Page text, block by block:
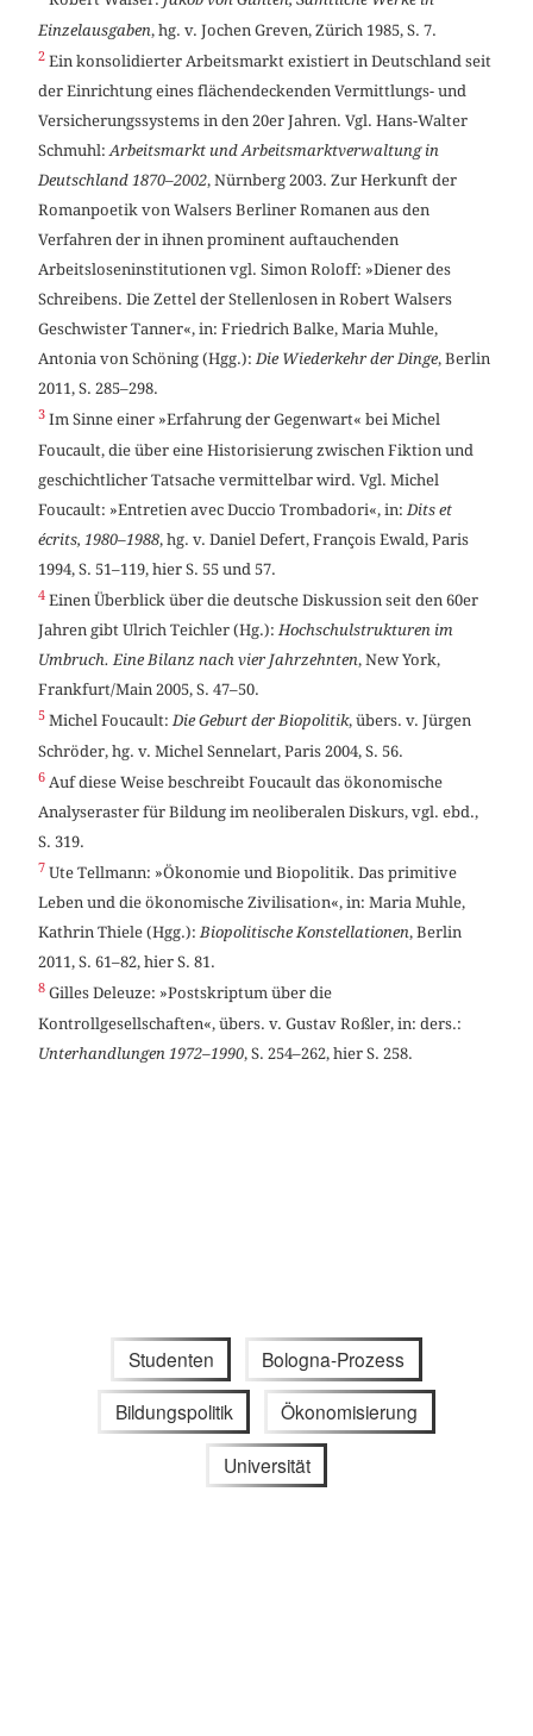
Einzelausgaben, hg. v. Jochen Greven, Zürich 1985, S. 7.
2 Ein konsolidierter Arbeitsmarkt existiert in Deutschland seit
der Einrichtung eines flächendeckenden Vermittlungs- und
Versicherungssystems in den 20er Jahren. Vgl. Hans-Walter
Schmuhl:Arbeitsmarkt und Arbeitsmarktverwaltung in
Deutschland 1870–2002, Nürnberg 2003. Zur Herkunft der
Romanpoetik von Walsers Berliner Romanen aus den
Verfahren der in ihnen prominent auftauchenden
Arbeitsloseninstitutionen vgl. Simon Roloff: »Diener des
Schreibens. Die Zettel der Stellenlosen in Robert Walsers
Geschwister Tanner«, in: Friedrich Balke, Maria Muhle,
Antonia von Schöning (Hgg.):Die Wiederkehr der Dinge, Berlin
2011, S. 285–298.
3 Im Sinne einer »Erfahrung der Gegenwart« bei Michel
Foucault, die über eine Historisierung zwischen Fiktion und
geschichtlicher Tatsache vermittelbar wird. Vgl. Michel
Foucault: »Entretien avec Duccio Trombadori«, in: Dits et
écrits, 1980–1988, hg. v. Daniel Defert, François Ewald, Paris
1994, S. 51–119, hier S. 55 und 57.
4 Einen Überblick über die deutsche Diskussion seit den 60er
Jahren gibt Ulrich Teichler (Hg.):Hochschulstrukturen im
Umbruch. Eine Bilanz nach vier Jahrzehnten, New York,
Frankfurt/Main 2005, S. 47–50.
5 Michel Foucault:Die Geburt der Biopolitik, übers. v. Jürgen
Schröder, hg. v. Michel Sennelart, Paris 2004, S. 56.
6 Auf diese Weise beschreibt Foucault das ökonomische
Analyseraster für Bildung im neoliberalen Diskurs, vgl. ebd.,
S. 319.
7 Ute Tellmann: »Ökonomie und Biopolitik. Das primitive
Leben und die ökonomische Zivilisation«, in: Maria Muhle,
Kathrin Thiele (Hgg.):Biopolitische Konstellationen, Berlin
2011, S. 61–82, hier S. 81.
8 Gilles Deleuze: »Postskriptum über die
Kontrollgesellschaften«, übers. v. Gustav Roßler, in: ders.:
Unterhandlungen 1972–1990, S. 254–262, hier S. 258.
Studenten Bologna-Prozess
Bildungspolitik Ökonomisierung
Universität